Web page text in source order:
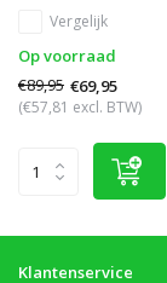
Vergelijk
Op voorraad
€89,95 €69,95
(€57,81 excl. BTW)
Klantenservice